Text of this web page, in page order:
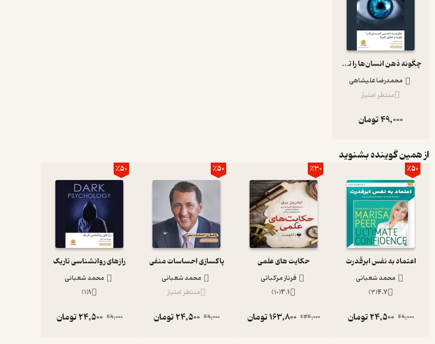
چگونه ذهن انسان‌ها را تجزیه‌وتحلیل کنیم؟
محمدرضا علیشاهی
منتظر امتیاز
49,000تومان
از همین گوینده بشنوید
٪50
اعتماد به نفس ابرقدرت
محمد شعبانی
4.7
(
3
)
49,000
24,500تومان
٪30
حکایت های علمی
فرناز مرکباتی
3.1
(
10
)
234,000
163,800تومان
٪50
پاکسازی احساسات منفی
محمد شعبانی
منتظر امتیاز
49,000
24,500تومان
٪50
رازهای روانشناسی تاریک
محمد شعبانی
1
(
1
)
49,000
24,500تومان